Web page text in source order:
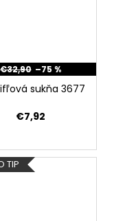
€32,90 –75 %
sukňa 3677
€7,92
TIP